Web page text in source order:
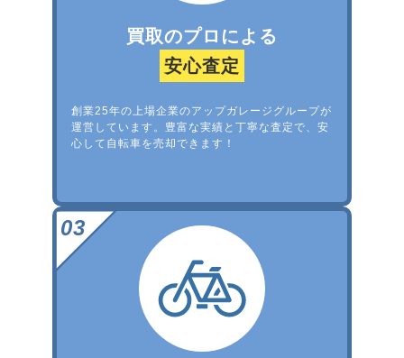
買取のプロによる
安心査定
創業25年の上場企業のアップガレージグループが
運営しています。豊富な実績と丁寧な査定で、安
心して自転車を売却できます！